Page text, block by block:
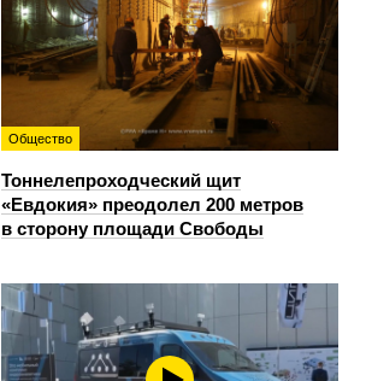
Общество
Тоннелепроходческий щит
«Евдокия» преодолел 200 метров
в сторону площади Свободы